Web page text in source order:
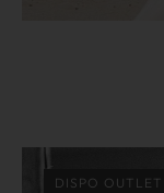
DISPO OUTLET